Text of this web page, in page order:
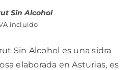
Sin Alcohol
incluido
Sin Alcohol es una sidra
elaborada en Asturias, es